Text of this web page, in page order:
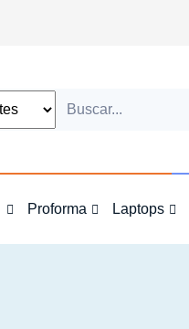
Proforma Laptops